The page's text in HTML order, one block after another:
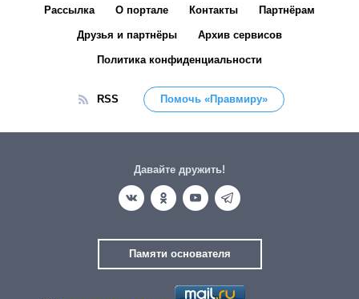
Рассылка О портале Контакты Партнёрам
Друзья и партнёры Архив сервисов
Политика конфиденциальности
RSS Помочь «Правмиру»
Давайте дружить!
Памяти основателя